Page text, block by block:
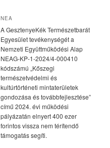
NEA
A GesztenyeKék Természetbarát
Egyesület tevékenységét a
Nemzeti Együttműködési Alap
NEAG-KP-1-2024/4-000410
kódszámú „Kőszegi
természetvédelmi és
kultúrtörténeti mintaterületek
gondozása és továbbfejlesztése”
című 2024. évi működési
pályázatán elnyert 400 ezer
forintos vissza nem térítendő
támogatás segíti.